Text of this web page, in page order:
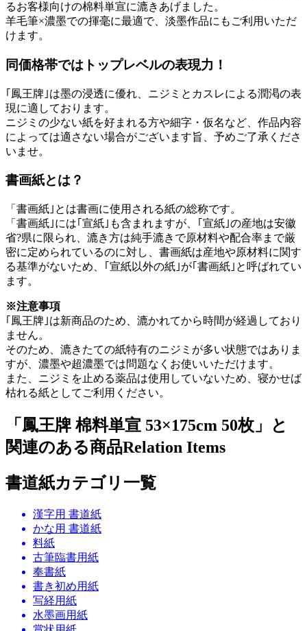
るお客様向けの棉料単宣に漉きあげました。
羊毛筆×濃墨での揮毫に最適で、淡墨作品にもご利用いただ
けます。
同価格帯ではトップレベルの表現力！
｢鳳王牌｣は墨の浸透に優れ、ニジミとカスレによる潤渇の表
現に適しております。
ニジミの少ない紙を好まれる方や細字・仮名など、作品内容
によっては適さない場合がございます旨、予めご了承くださ
いませ。
書画紙とは？
「書画紙｣とは書画に使用される紙の総称です。
「書画紙｣には｢宣紙｣も含まれますが、｢宣紙｣の産地は安徽
省?県に限られ、漉き方は純手漉きで原材料や配合率まで厳
密に定められているのに対し、書画紙は産地や原材料に関す
る基準がないため、｢宣紙以外の紙｣が｢書画紙｣と呼ばれてい
ます。
※注意事項
｢鳳王牌｣は新商品のため、漉かれてから時間が経過しており
ません。
そのため、漉きたての紙特有のニジミが多い状態ではありま
すが、濃墨や超濃墨では問題なくお使いいただけます。
また、ニジミを止める薬品は使用していないため、寝かせば
枯れる紙としてご利用ください。
「鳳王牌 棉料単宣 53×175cm 50枚」と
関連のある商品Relation Items
書道紙カテゴリ一覧
漢字用 書道紙
かな用 書道紙
料紙
古筆臨書用紙
奉書紙
書き初め用紙
写経用紙
水墨画用紙